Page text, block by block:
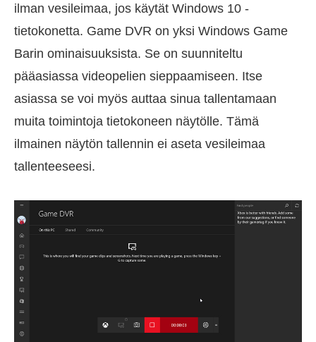
ilman vesileimaa, jos käytät Windows 10 -
tietokonetta. Game DVR on yksi Windows Game
Barin ominaisuuksista. Se on suunniteltu
pääasiassa videopelien sieppaamiseen. Itse
asiassa se voi myös auttaa sinua tallentamaan
muita toimintoja tietokoneen näytölle. Tämä
ilmainen näytön tallennin ei aseta vesileimaa
tallenteeseesi.